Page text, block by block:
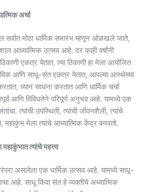
अर्चा
सर्वात मोठा धार्मिक समारंभ म्हणून ओळखले जाते,
आध्यात्मिक उत्सव आहे. दर काही वर्षांनी
एकत्र येतात, त्या ठिकाणी हा मेला आयोजित
आणि साधू-संत एकत्र येतात, आपल्या आस्थेच्या
ध्यान साधना करतात आणि धार्मिक चर्चा
आणि विविधतेने परिपूर्ण अनुभव आहे. यामध्ये एक
त्यांची उपस्थिती, त्यांची जीवनशैली, त्यांचे
महाकुंभ मेला त्यांचे आध्यात्मिक केंद्र बनवतो.
त्यांचे महत्त्व
परंपरा असलेला एक धार्मिक उत्सव आहे. यामध्ये साधू-
आहे. साधू किंवा संत हे व्यक्तीचे अध्यात्मिक